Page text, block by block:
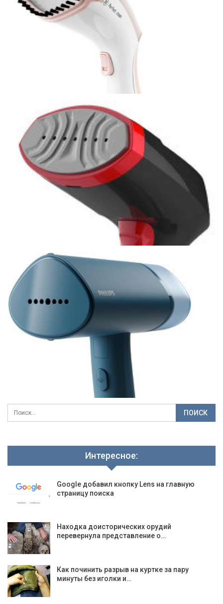
Интересное:
Google добавил кнопку Lens на главную
страницу поиска
Находка доисторических орудий
перевернула представление о…
Как починить разрыв на куртке за пару
минуты без иголки и…